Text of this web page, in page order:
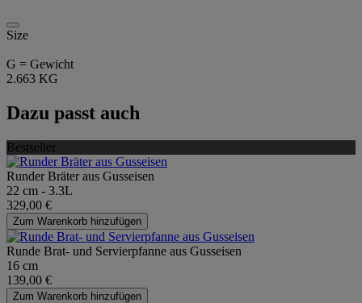
Size
G = Gewicht
2.663 KG
Dazu passt auch
Bestseller
Runder Bräter aus Gusseisen
22 cm - 3.3L
329,00 €
Zum Warenkorb hinzufügen
Runde Brat- und Servierpfanne aus Gusseisen
16 cm
139,00 €
Zum Warenkorb hinzufügen